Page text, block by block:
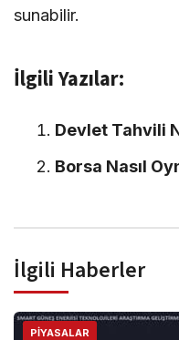
sunabilir.
İlgili Yazılar:
Devlet Tahvili
Borsa Nasıl
İlgili Haberler
PIYASALAR